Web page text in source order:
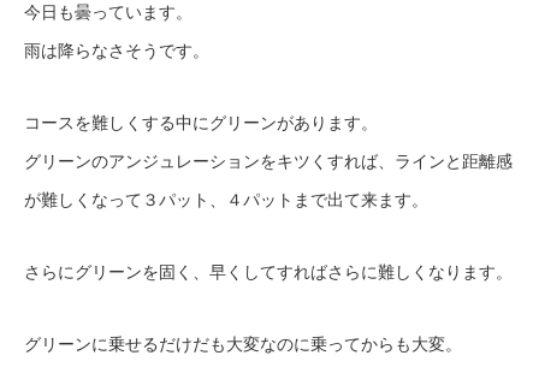
今日も曇っています。
雨は降らなさそうです。
コースを難しくする中にグリーンがあります。
グリーンのアンジュレーションをキツくすれば、ラインと距離感
が難しくなって３パット、４パットまで出て来ます。
さらにグリーンを固く、早くしてすればさらに難しくなります。
グリーンに乗せるだけだも大変なのに乗ってからも大変。